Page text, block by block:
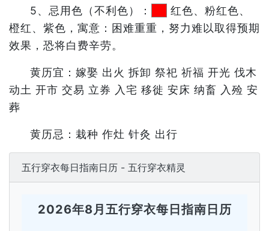
5、忌用色（不利色）：
红色、粉红色、
橙红、紫色，寓意：困难重重，努力难以取得预期
效果，恐将白费辛劳。
黄历宜：嫁娶 出火 拆卸 祭祀 祈福 开光 伐木
动土 开市 交易 立券 入宅 移徙 安床 纳畜 入殓 安
葬
黄历忌：栽种 作灶 针灸 出行
五行穿衣每日指南日历 - 五行穿衣精灵
2026年8月五行穿衣每日指南日历